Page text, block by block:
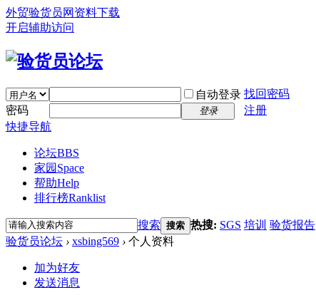
外贸验货员网 资料下载
开启辅助访问
自动登录 找回密码
密码
登录
注册
快捷导航
论坛BBS
家园 Space
帮助Help
排行榜Ranklist
搜索 搜索 热搜: SGS 培训 验货报告
验货员论坛 › xsbing569 › 个人资料
加为好友
发送消息